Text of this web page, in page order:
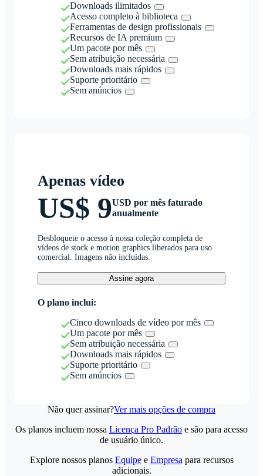
Downloads ilimitados
Acesso completo à biblioteca
Ferramentas de design profissionais
Recursos de IA premium
Um pacote por mês
Sem atribuição necessária
Downloads mais rápidos
Suporte prioritário
Sem anúncios
Apenas vídeo
US$ 9USD por mês faturado
anualmente
Desbloqueie o acesso à nossa coleção completa de
vídeos de stock e motion graphics liberados para uso
comercial. Imagens não incluídas.
Assine agora
O plano inclui:
Cinco downloads de vídeo por mês
Um pacote por mês
Sem atribuição necessária
Downloads mais rápidos
Suporte prioritário
Sem anúncios
Não quer assinar?Ver mais opções de compra
Os planos incluem nossa Licença Pro Padrão e são para acesso
de usuário único.
Explore nossos planos Equipee Empresa para recursos
adicionais.